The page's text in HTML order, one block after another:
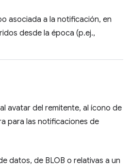
asociada a la notificación, en
desde la época (p.ej.,
avatar del remitente, al ícono de
para las notificaciones de
datos, de BLOB o relativas a un